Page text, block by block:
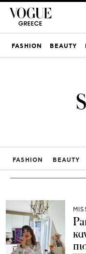
FASHION BEAUTY
FASHION BEAUTY